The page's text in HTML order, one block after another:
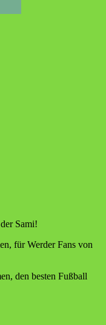
Sami!
für Werder Fans von
den besten Fußball